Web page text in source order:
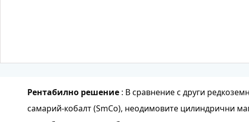
Рентабилно решение : В сравнение с други
самарий-кобалт (SmCo), неодимовите цилиндрични